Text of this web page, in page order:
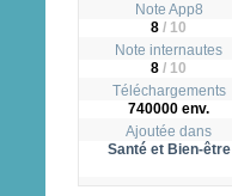
Note App8
8 / 10
Note internautes
8 / 10
Téléchargements
740000 env.
Ajoutée dans
Santé et Bien-être